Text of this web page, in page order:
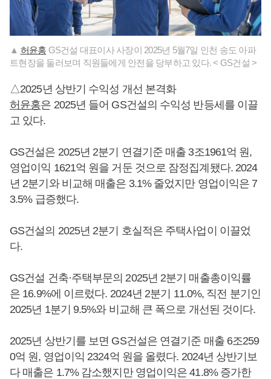
▲ 허윤홍 GS건설 대표이사 사장이 2025년 5월7일 인천 송도 아파
트현장을 둘러보며 직원들에게 안전을 당부하고 있다. < GS건설 >
△2025년 상반기 수익성 개선 본격화
허윤홍은 2025년 들어 GS건설의 수익성 반등세를 이끌
고 있다.
GS건설은 2025년 2분기 연결기준 매출 3조1961억 원,
영업이익 1621억 원을 거둔 것으로 잠정집계됐다. 2024
년 2분기와 비교해 매출은 3.1% 줄었지만 영업이익은 7
3.5% 급증했다.
GS건설의 2025년 2분기 호실적은 주택사업이 이끌었
다.
GS건설 건축·주택부문의 2025년 2분기 매출총이익률
은 16.9%에 이르렀다. 2024년 2분기 11.0%, 직전 분기인
2025년 1분기 9.5%와 비교해 큰 폭으로 개선된 것이다.
2025년 상반기를 보면 GS건설은 연결기준 매출 6조259
0억 원, 영업이익 2324억 원을 올렸다. 2024년 상반기보
다 매출은 1.7% 감소했지만 영업이익은 41.8% 증가한